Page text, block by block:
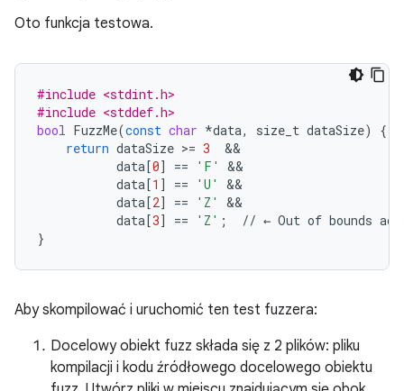
Oto funkcja testowa.
#include <stdint.h>
#include <stddef.h>
bool FuzzMe(const char *data, size_t dataSize)
{
return dataSize >= 3
&&
data[0] == 'F'
&&
data[1 ] == 'U'
&&
data[2] == 'Z'
&&
data[3] == 'Z' ; // ← Out of bounds
}
Aby skompilować i uruchomić ten test fuzzera:
Docelowy obiekt fuzz składa się z 2 plików: pliku
kompilacji i kodu źródłowego docelowego obiektu